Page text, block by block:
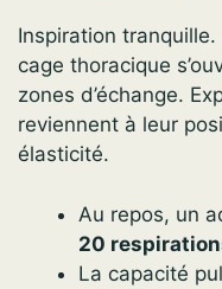
Inspiration tranquille.
cage thoracique
zones d’échange.
reviennent à leur
élasticité.
Au repos, un
20
La capacité